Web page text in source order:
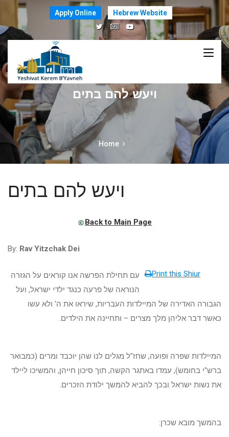
Apply Online Hebrew Website
ויעש להם בתים
Home
ויעש להם בתים
Back to Main Page
By: Rav Yitzchak Dei
Print this Shiur
עם תחילת הפרשה אנו קוראים על הגזרה
הנוראה של פרעה כנגד ילדי ישראל, ועל
הגבורה האדירה של המיילדות העבריות, שיראו את ה' ולא עשו
כאשר דבר אליהן מלך מצרים – ותחיינה את הילדים.
המיילדות שפרה ופועה, שחז"ל מגלים לנו שהן יוכבד ומרים (כמבואר
ברש"י בחומש), עמדו באתגר הקשה, תוך סיכון חייהן, והמשיכו ליילד
את נשות ישראל ובכך להביא להמשך ילודת הזכרים.
בהמשך מובא שכרן: